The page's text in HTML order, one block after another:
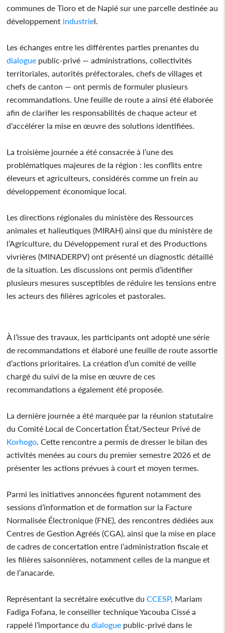
communes de Tioro et de Napié sur une parcelle destinée au
développement industriel.
Les échanges entre les différentes parties prenantes du
dialogue public-privé — administrations, collectivités
territoriales, autorités préfectorales, chefs de villages et
chefs de canton — ont permis de formuler plusieurs
recommandations. Une feuille de route a ainsi été élaborée
afin de clarifier les responsabilités de chaque acteur et
d’accélérer la mise en œuvre des solutions identifiées.
La troisième journée a été consacrée à l’une des
problématiques majeures de la région : les conflits entre
éleveurs et agriculteurs, considérés comme un frein au
développement économique local.
Les directions régionales du ministère des Ressources
animales et halieutiques (MIRAH) ainsi que du ministère de
l’Agriculture, du Développement rural et des Productions
vivrières (MINADERPV) ont présenté un diagnostic détaillé
de la situation. Les discussions ont permis d’identifier
plusieurs mesures susceptibles de réduire les tensions entre
les acteurs des filières agricoles et pastorales.
À l’issue des travaux, les participants ont adopté une série
de recommandations et élaboré une feuille de route assortie
d’actions prioritaires. La création d’un comité de veille
chargé du suivi de la mise en œuvre de ces
recommandations a également été proposée.
La dernière journée a été marquée par la réunion statutaire
du Comité Local de Concertation État/Secteur Privé de
Korhogo . Cette rencontre a permis de dresser le bilan des
activités menées au cours du premier semestre 2026 et de
présenter les actions prévues à court et moyen termes.
Parmi les initiatives annoncées figurent notamment des
sessions d’information et de formation sur la Facture
Normalisée Électronique (FNE), des rencontres dédiées aux
Centres de Gestion Agréés (CGA), ainsi que la mise en place
de cadres de concertation entre l’administration fiscale et
les filières saisonnières, notamment celles de la mangue et
de l’anacarde.
Représentant la secrétaire exécutive du CCESP, Mariam
Fadiga Fofana, le conseiller technique Yacouba Cissé a
rappelé l’importance du dialogue public-privé dans le